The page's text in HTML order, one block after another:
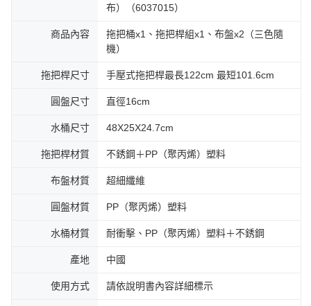
布）（6037015）
商品內容
拖把桶x1、拖把桿組x1、布盤x2（三色隨
機）
拖把桿尺寸 手壓式拖把桿最長122cm 最短101.6cm
圓盤尺寸 直徑16cm
水桶尺寸 48X25X24.7cm
拖把桿材質 不銹鋼＋PP（聚丙烯）塑料
布盤材質 超細纖維
圓盤材質 PP（聚丙烯）塑料
水桶材質 耐衝擊、PP（聚丙烯）塑料＋不銹鋼
產地 中國
使用方式 請依說明書內容詳細標示